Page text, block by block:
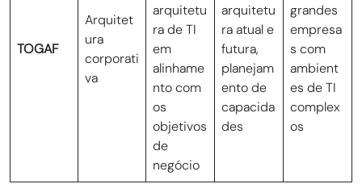
TOGAF
Arquitet
ura
corporati
va
arquitetu
ra de TI
em
alinhame
nto com
os
objetivos
de
negócio
arquitetu
ra atual e
futura,
planejam
ento de
capacida
des
grandes
empresa
s com
ambient
es de TI
complex
os